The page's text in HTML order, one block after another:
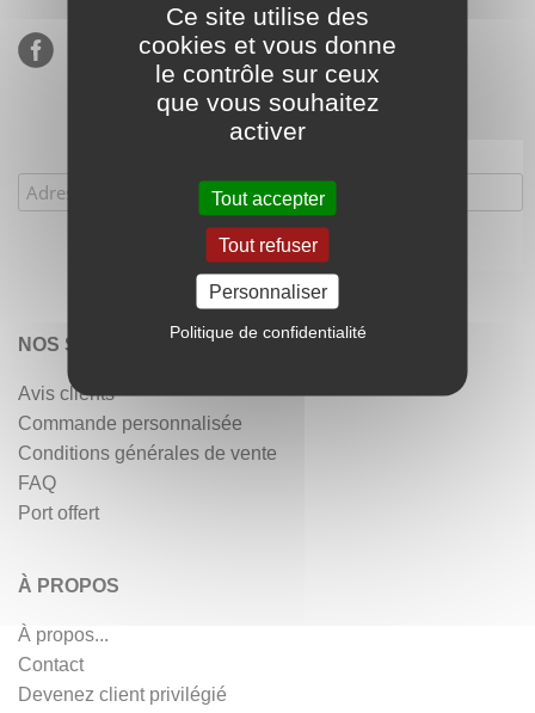
NOS SERVICES
Avis clients
Commande personnalisée
Conditions générales de vente
FAQ
Port offert
À PROPOS
À propos...
Contact
Devenez client privilégié
Ce site utilise des
cookies et vous donne
le contrôle sur ceux
que vous souhaitez
activer
Tout accepter
Tout refuser
Personnaliser
Politique de confidentialité